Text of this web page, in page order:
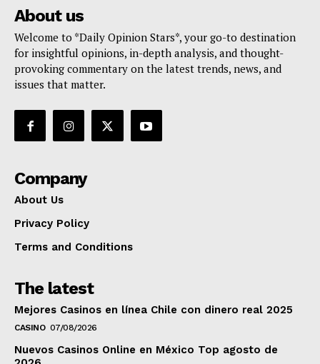
About us
Welcome to *Daily Opinion Stars*, your go-to destination
for insightful opinions, in-depth analysis, and thought-
provoking commentary on the latest trends, news, and
issues that matter.
Company
About Us
Privacy Policy
Terms and Conditions
The latest
Mejores Casinos en línea Chile con dinero real 2025
CASINO 07/08/2026
Nuevos Casinos Online en México Top agosto de